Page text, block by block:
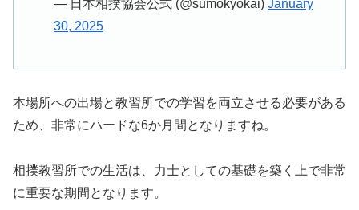
— 日本相撲協会公式 (@sumokyokai) January
30, 2025
本場所への出場と教習所での学習を両立させる必要がある
ため、非常にハードな6か月間となりますね。
相撲教習所での生活は、力士としての基礎を築く上で非常
に重要な期間となります。